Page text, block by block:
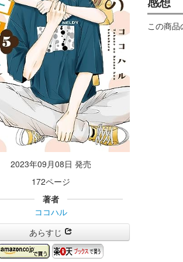
2023年09月08日 発売
172ページ
著者
ココハル
あらすじ
この商品